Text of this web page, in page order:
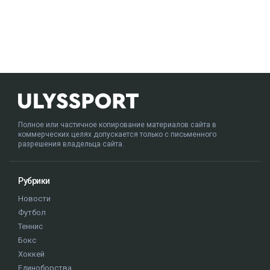
Полное или частичное копирование материалов сайта в
коммерческих целях допускается только с письменного
разрешения владельца сайта.
Рубрики
Новости
Футбол
Теннис
Бокс
Хоккей
Единоборства